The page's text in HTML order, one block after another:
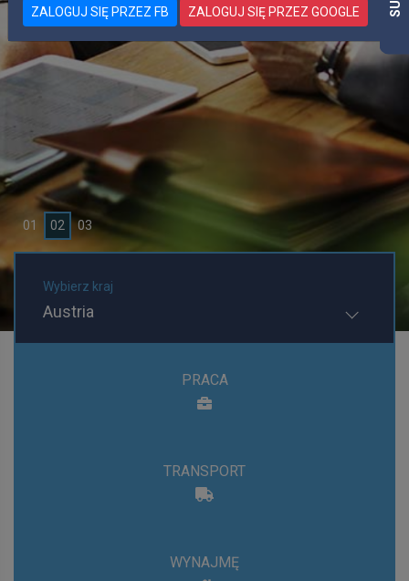
Ogłoszenia Praca
01 02 03
Wybierz kraj
Austria
PRACA
TRANSPORT
WYNAJMĘ
ZALOGUJ SIĘ PRZEZ FB ZALOGUJ SIĘ PRZEZ GOOGLE